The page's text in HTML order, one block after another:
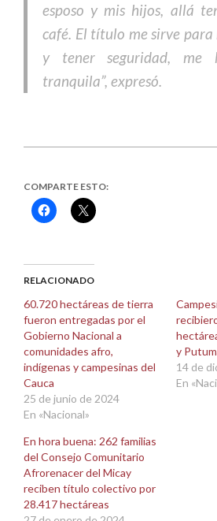
esposo y mis hijos, allá
café. El título me sirve
y tener seguridad, me
tranquila”, expresó.
COMPARTE ESTO:
Haz
clic
(Se
abre
una
ventana
nueva)
Haz
clic
(Se
abre
una
ventana
nueva)
RELACIONADO
60.720 hectáreas de tierra
fueron entregadas por el
Gobierno Nacional a
comunidades afro,
indígenas y campesinas del
Cauca
25 de junio de 2024
En «Nacional»
y
14 de
En
En hora buena: 262 familias
del Consejo Comunitario
Afrorenacer del Micay
reciben título colectivo por
28.417 hectáreas